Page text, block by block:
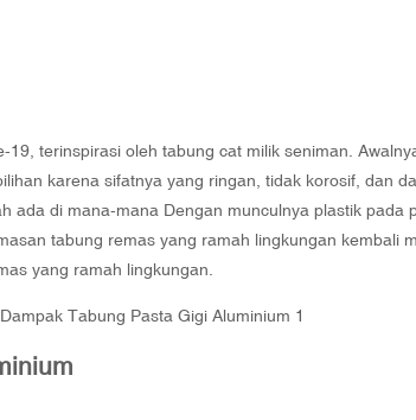
terinspirasi oleh tabung cat milik seniman.
karena sifatnya yang ringan, tidak korosif, dan
ada di mana-mana Dengan munculnya plastik pada
tabung remas yang ramah lingkungan kembali
yang ramah lingkungan.